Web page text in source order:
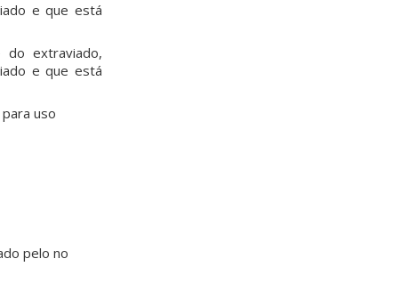
e que está
extraviado,
e que está
uso
pelo no